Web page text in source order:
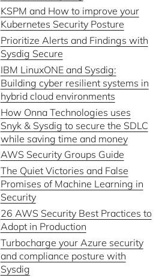
KSPM and How to improve your
Kubernetes Security Posture
Prioritize Alerts and Findings with
Sysdig Secure
IBM LinuxONE and Sysdig:
Building cyber resilient systems in
hybrid cloud environments
How Onna Technologies uses
Snyk & Sysdig to secure the SDLC
while saving time and money
AWS Security Groups Guide
The Quiet Victories and False
Promises of Machine Learning in
Security
26 AWS Security Best Practices to
Adopt in Production
Turbocharge your Azure security
and compliance posture with
Sysdig